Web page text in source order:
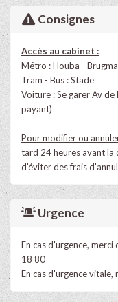
Consignes
Accès au cabinet :
Métro : Houba -
Tram - Bus : Stade
Voiture : Se garer Av
payant)
Pour modifier ou
tard 24 heures avant
d'éviter des frais
Urgence
En cas d'urgence,
18 80
En cas d'urgence